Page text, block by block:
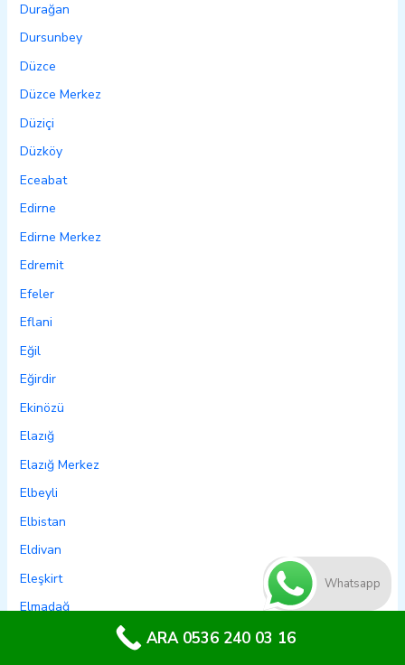
Durağan
Dursunbey
Düzce
Düzce Merkez
Düziçi
Düzköy
Eceabat
Edirne
Edirne Merkez
Edremit
Efeler
Eflani
Eğil
Eğirdir
Ekinözü
Elazığ
Elazığ Merkez
Elbeyli
Elbistan
Eldivan
Eleşkirt
Elmadağ
Whatsapp
ARA 0536 240 03 16